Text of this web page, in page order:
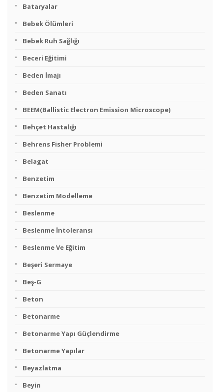
Bataryalar
Bebek Ölümleri
Bebek Ruh Sağlığı
Beceri Eğitimi
Beden İmajı
Beden Sanatı
BEEM(Ballistic Electron Emission Microscope)
Behçet Hastalığı
Behrens Fisher Problemi
Belagat
Benzetim
Benzetim Modelleme
Beslenme
Beslenme İntoleransı
Beslenme Ve Eğitim
Beşeri Sermaye
Beş-G
Beton
Betonarme
Betonarme Yapı Güçlendirme
Betonarme Yapılar
Beyazlatma
Beyin